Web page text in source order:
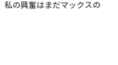
私の興奮はまだマックスの